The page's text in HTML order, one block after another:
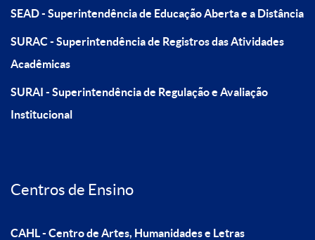
SEAD - Superintendência de Educação Aberta e a Distância
SURAC - Superintendência de Registros das Atividades
Acadêmicas
SURAI - Superintendência de Regulação e Avaliação
Institucional
Centros de Ensino
CAHL - Centro de Artes, Humanidades e Letras